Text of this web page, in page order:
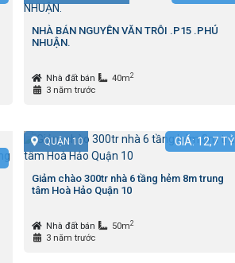
NHÀ BÁN NGUYỄN VĂN TRỖI .P15 .PHÚ
NHUẬN.
Nhà đất bán 40m2
3 năm trước
QUẬN 10 GIÁ: 12,7TỶ
Giảm chào 300tr nhà 6 tầng hẻm 8m trung
tâm Hoà Hảo Quận 10
Nhà đất bán 50m2
3 năm trước